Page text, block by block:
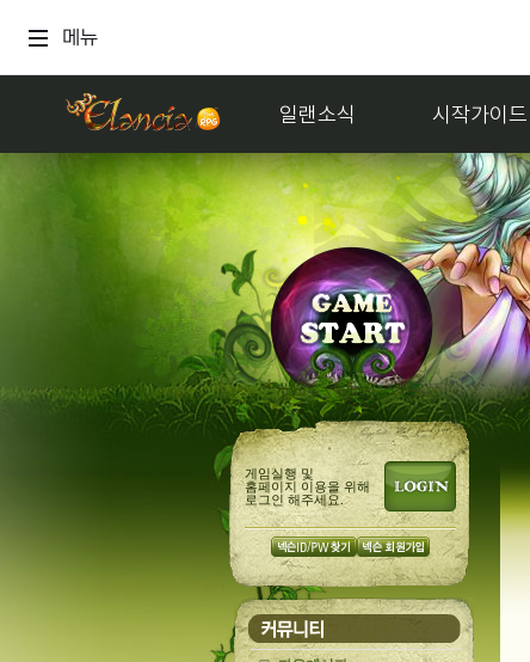
메뉴
일랜소식 시작가이드
게임실행 및
홈페이지 이용을 위해
로그인 해주세요.